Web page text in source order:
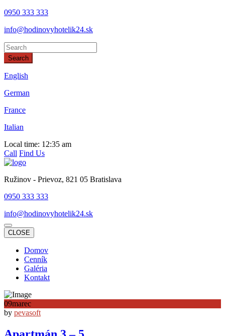
0950 333 333
info@hodinovyhotelik24.sk
Search
English
German
France
Italian
Local time: 12:35 am
Call Find Us
Ružinov - Prievoz, 821 05 Bratislava
0950 333 333
info@hodinovyhotelik24.sk
CLOSE
Domov
Cenník
Galéria
Kontakt
09marec
by pevasoft